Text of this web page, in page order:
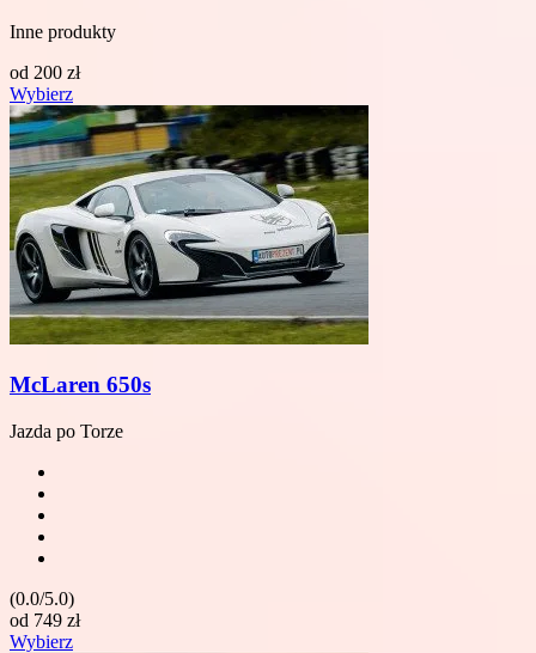
Inne produkty
od 200 zł
Wybierz
McLaren 650s
Jazda po Torze
(0.0/5.0)
od 749 zł
Wybierz